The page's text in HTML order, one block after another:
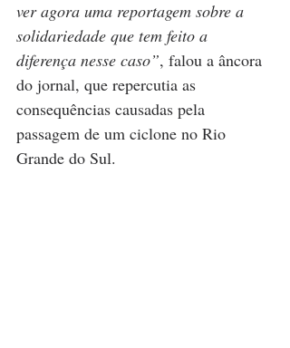
ver agora uma reportagem sobre a
solidariedade que tem feito a
diferença nesse caso”, falou a âncora
do jornal, que repercutia as
consequências causadas pela
passagem de um ciclone no Rio
Grande do Sul.